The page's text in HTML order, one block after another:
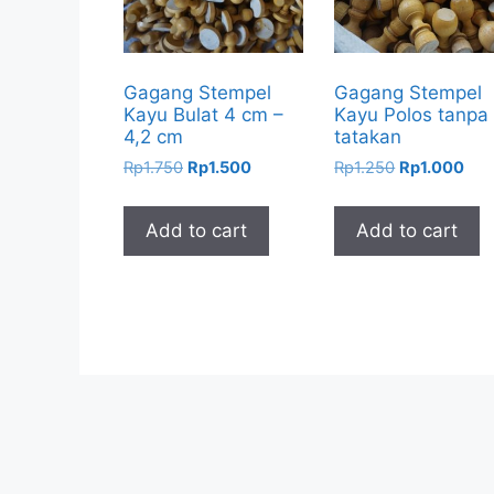
Gagang Stempel
Kayu Bulat 4 cm –
4,2 cm
Rp1.750 Original
was:
Rp1.750.
Rp1.500Current
is:
Add to cart
Gagang Stempel
Kayu Polos tanpa
tatakan
Rp1.250 Original
was:
Rp1.250.
Rp1.000
is:
Add to cart